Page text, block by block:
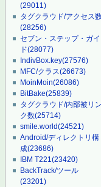
(29011)
タグクラウド/アクセス
(28256)
セブン・ステップ・ガイ
ド(28077)
IndivBox.key(27576)
MFC/クラス(26673)
MoinMoin(26086)
BitBake(25839)
タグクラウド/内部被リン
ク数(25714)
smile.world(24521)
Android/ディレクトリ構
成(23686)
IBM T221(23420)
BackTrack/ツール
(23201)